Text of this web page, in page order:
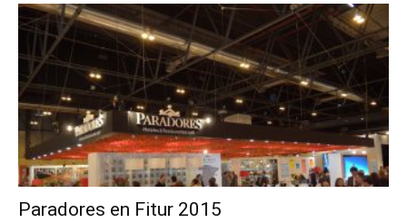
Paradores en Fitur 2015